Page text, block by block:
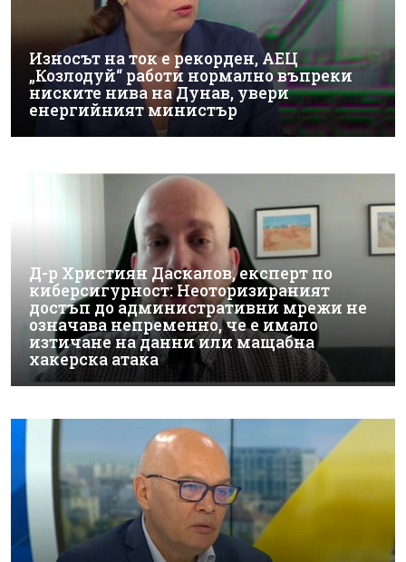
Износът на ток е рекорден, АЕЦ
„Козлодуй“ работи нормално въпреки
ниските нива на Дунав, увери
енергийният министър
Д-р Християн Даскалов, експерт по
киберсигурност: Неоторизираният
достъп до административни мрежи не
означава непременно, че е имало
изтичане на данни или мащабна
хакерска атака